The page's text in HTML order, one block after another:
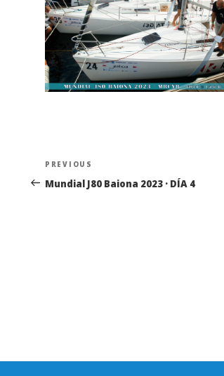
Navegación
de
Previous
Post
PREVIOUS
Mundial J80 Baiona 2023 · DÍA 4